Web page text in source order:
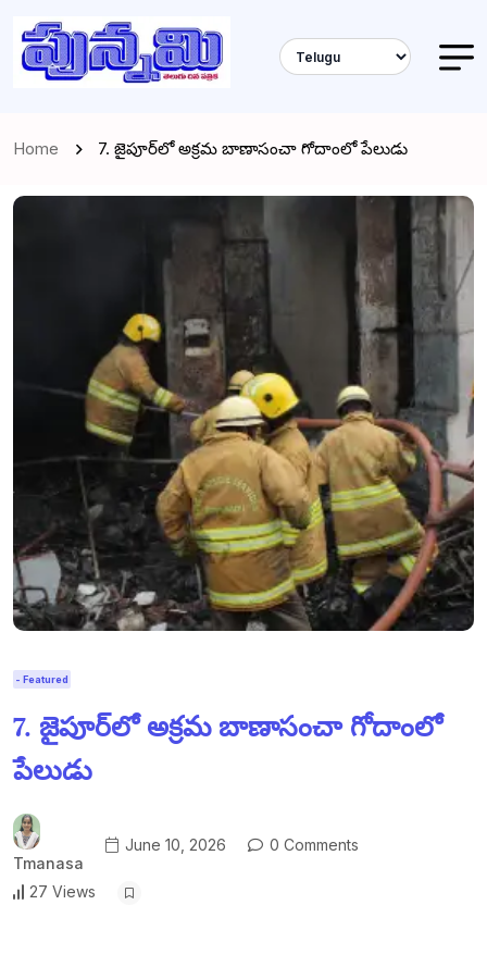
Home 7. జైపూర్‌లో అక్రమ బాణాసంచా గోదాంలో పేలుడు
- Featured
7. జైపూర్‌లో అక్రమ బాణాసంచా గోదాంలో
పేలుడు
Tmanasa
June 10, 2026 0 Comments
27 Views